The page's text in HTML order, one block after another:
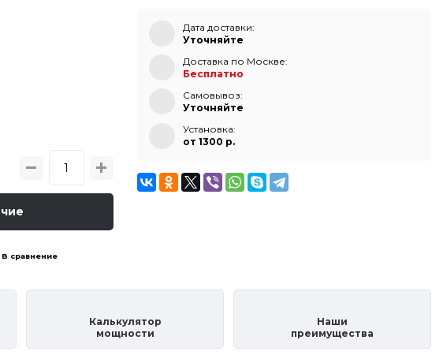
В сравнение
Дата доставки:
Уточняйте
Доставка по Москве:
Бесплатно
Самовывоз:
Уточняйте
Установка:
от 1300 p.
Калькулятор
мощности
Наши
преимущества